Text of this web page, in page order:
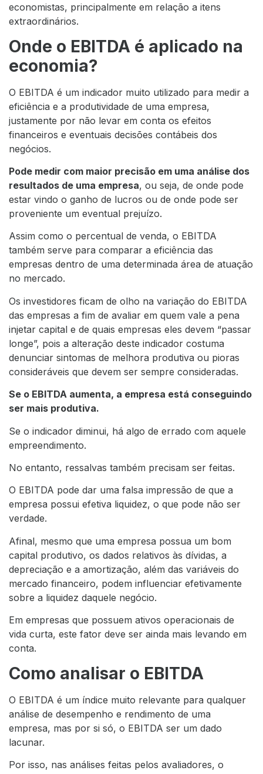
economistas, principalmente em relação a itens
extraordinários.
Onde o EBITDA é aplicado na
economia?
O EBITDA é um indicador muito utilizado para medir a
eficiência e a produtividade de uma empresa,
justamente por não levar em conta os efeitos
financeiros e eventuais decisões contábeis dos
negócios.
Pode medir com maior precisão em uma análise dos
resultados de uma empresa, ou seja, de onde pode
estar vindo o ganho de lucros ou de onde pode ser
proveniente um eventual prejuízo.
Assim como o percentual de venda, o EBITDA
também serve para comparar a eficiência das
empresas dentro de uma determinada área de atuação
no mercado.
Os investidores ficam de olho na variação do EBITDA
das empresas a fim de avaliar em quem vale a pena
injetar capital e de quais empresas eles devem “passar
longe”, pois a alteração deste indicador costuma
denunciar sintomas de melhora produtiva ou pioras
consideráveis que devem ser sempre consideradas.
Se o EBITDA aumenta, a empresa está conseguindo
ser mais produtiva.
Se o indicador diminui, há algo de errado com aquele
empreendimento.
No entanto, ressalvas também precisam ser feitas.
O EBITDA pode dar uma falsa impressão de que a
empresa possui efetiva liquidez, o que pode não ser
verdade.
Afinal, mesmo que uma empresa possua um bom
capital produtivo, os dados relativos às dívidas, a
depreciação e a amortização, além das variáveis do
mercado financeiro, podem influenciar efetivamente
sobre a liquidez daquele negócio.
Em empresas que possuem ativos operacionais de
vida curta, este fator deve ser ainda mais levando em
conta.
Como analisar o EBITDA
O EBITDA é um índice muito relevante para qualquer
análise de desempenho e rendimento de uma
empresa, mas por si só, o EBITDA ser um dado
lacunar.
Por isso, nas análises feitas pelos avaliadores, o